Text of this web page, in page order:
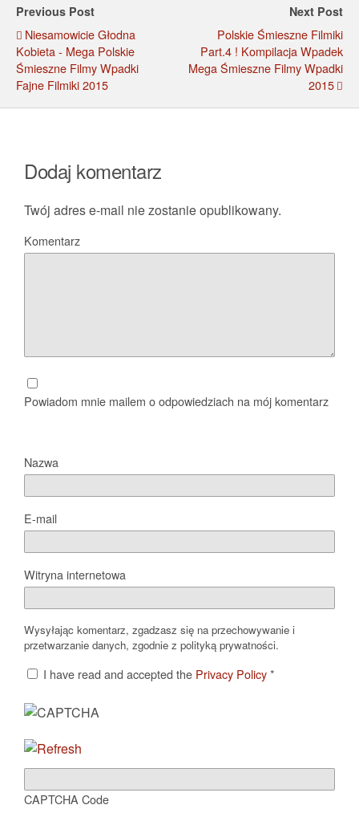
Previous Post
Niesamowicie Głodna
Kobieta - Mega Polskie
Śmieszne Filmy Wpadki
Fajne Filmiki 2015
Next Post
Polskie Śmieszne Filmiki
Part.4 ! Kompilacja Wpadek
Mega Śmieszne Filmy Wpadki
2015
Dodaj komentarz
Twój adres e-mail nie zostanie opublikowany.
Komentarz
Powiadom mnie mailem o odpowiedziach na mój komentarz
Nazwa
E-mail
Witryna internetowa
Wysyłając komentarz, zgadzasz się na przechowywanie i
przetwarzanie danych, zgodnie z polityką prywatności.
I have read and accepted the Privacy Policy*
CAPTCHA Code